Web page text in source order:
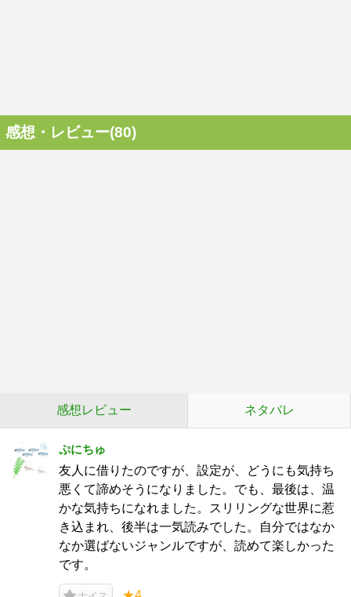
感想・レビュー(80)
感想レビュー ネタバレ
ぷにちゅ
友人に借りたのですが、設定が、どうにも気持ち
悪くて諦めそうになりました。でも、最後は、温
かな気持ちになれました。スリリングな世界に惹
き込まれ、後半は一気読みでした。自分ではなか
なか選ばないジャンルですが、読めて楽しかった
です。